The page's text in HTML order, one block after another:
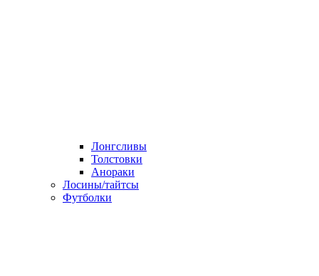
Лонгсливы
Толстовки
Анораки
Лосины/тайтсы
Футболки